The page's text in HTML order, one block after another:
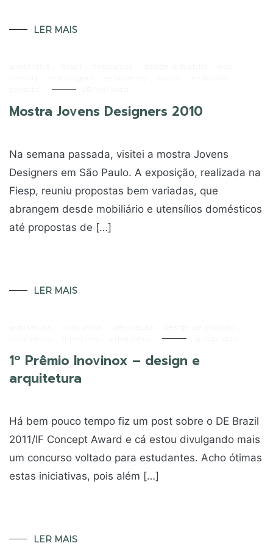
LER MAIS
acessórios Brasil concursos design industrial
friendly
embalagem estudantes expos mobiliário
produto
28/09/2010
Mostra Jovens Designers 2010
Na semana passada, visitei a mostra Jovens
Designers em São Paulo. A exposição, realizada na
Fiesp, reuniu propostas bem variadas, que
abrangem desde mobiliário e utensílios domésticos
até propostas de […]
LER MAIS
arquitetura concursos decoração design de produto
estudantes
interiores urbanismo 19/09/2010
1º Prêmio Inovinox – design e
arquitetura
Há bem pouco tempo fiz um post sobre o DE Brazil
2011/IF Concept Award e cá estou divulgando mais
um concurso voltado para estudantes. Acho ótimas
estas iniciativas, pois além […]
LER MAIS